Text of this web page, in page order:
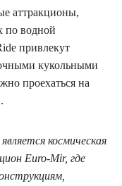
аттракционы,
по водной
привлекут
кукольными
проехаться на
космическая
Euro-Mir, где